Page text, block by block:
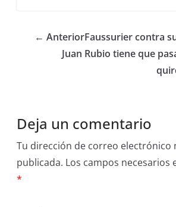
← AnteriorFaussurier contra
Juan Rubio tiene que
Deja un comentario
Tu dirección de correo electrónico
publicada. Los campos necesarios
*